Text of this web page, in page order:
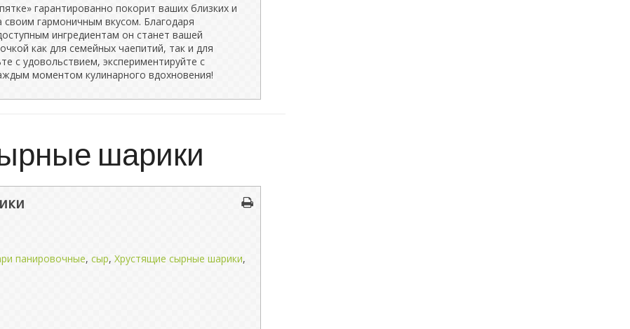
гарантированно покорит ваших близких и
своим гармоничным вкусом. Благодаря
ингредиентам он станет вашей
как для семейных чаепитий, так и для
с удовольствием, экспериментируйте с
моментом кулинарного вдохновения!
шарики
панировочные, сыр, Хрустящие сырные шарики,